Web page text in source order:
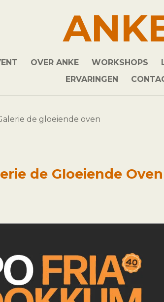
OVER ANKE WORKSHOPS
ERVARINGEN
de gloeiende oven
de Gloeiende Oven